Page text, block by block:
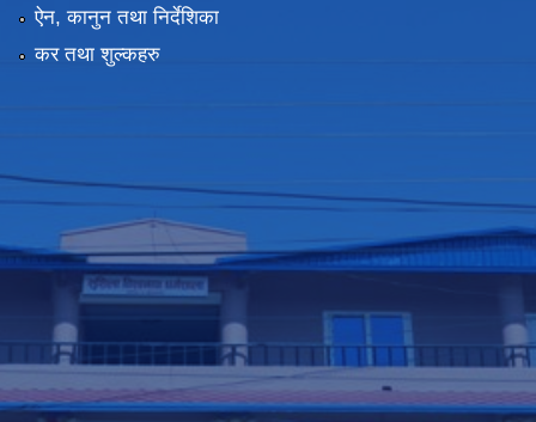
ऐन, कानुन तथा निर्देशिका
कर तथा शुल्कहरु